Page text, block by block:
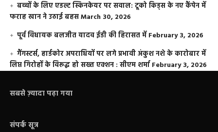
बच्चों के लिए एडल्ट स्किनकेयर पर सवाल: टूको किड्स के नए कैंपेन में
फराह खान ने उठाई बहसMarch 30, 2026
पूर्व विधायक बलजीत यादव ईडी की हिरासत में February 3, 2026
गैंगस्टर्स, हार्डकोर अपराधियों पर लगे प्रभावी अंकुश नशे के कारोबार में
लिप्त गिरोहों के विरूद्ध हो सख्त एक्शन : सीएम शर्मा February 3, 2026
सबसे ज़्यादा पढ़ा गया
संपर्क सूत्र